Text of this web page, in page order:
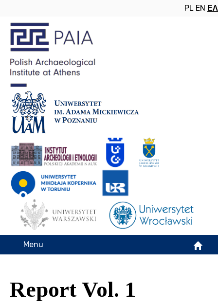
PL EN ΕΛ
Menu
Report Vol. 1